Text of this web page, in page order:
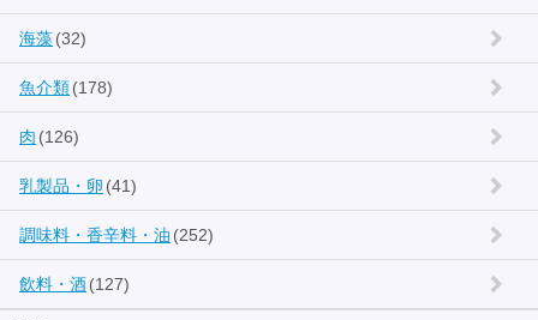
海藻(32)
魚介類(178)
肉 (126)
乳製品・卵 (41)
調味料・香辛料・油 (252)
飲料・酒(127)